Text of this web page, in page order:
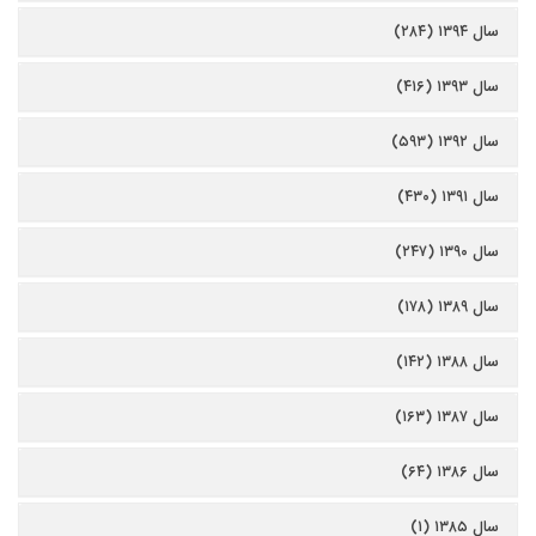
سال ۱۳۹۴ (۲۸۴)
سال ۱۳۹۳ (۴۱۶)
سال ۱۳۹۲ (۵۹۳)
سال ۱۳۹۱ (۴۳۰)
سال ۱۳۹۰ (۲۴۷)
سال ۱۳۸۹ (۱۷۸)
سال ۱۳۸۸ (۱۴۲)
سال ۱۳۸۷ (۱۶۳)
سال ۱۳۸۶ (۶۴)
سال ۱۳۸۵ (۱)